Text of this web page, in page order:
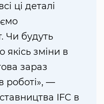
ці деталі
Чи будуть
якісь зміни в
зараз
роботі», —
IFC в